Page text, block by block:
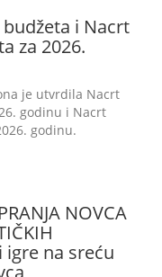
i Nacrt
za 2026.
je utvrdila Nacrt
godinu i Nacrt
godinu.
NOVCA
igre na sreću